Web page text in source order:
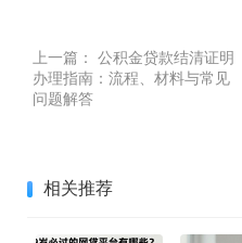
上一篇： 公积金贷款结清证明
办理指南：流程、材料与常见
问题解答
相关推荐